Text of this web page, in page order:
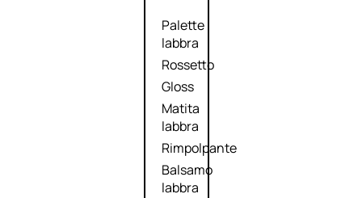
Palette
labbra
Rossetto
Gloss
Matita
labbra
Rimpolpante
Balsamo
labbra